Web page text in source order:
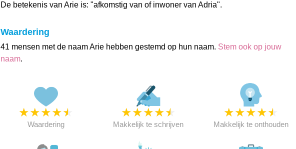
De betekenis van Arie is: "afkomstig van of inwoner van Adria".
Waardering
41 mensen met de naam Arie hebben gestemd op hun naam. Stem ook op jouw
naam.
★★★★★
Waardering
★★★★★
Makkelijk te schrijven
★★★★★
Makkelijk te onthouden